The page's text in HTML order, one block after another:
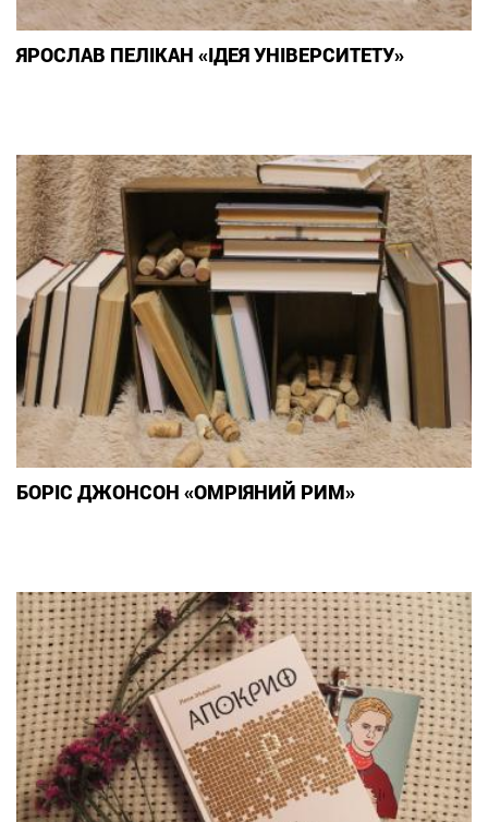
ЯРОСЛАВ ПЕЛІКАН «ІДЕЯ УНІВЕРСИТЕТУ»
БОРІС ДЖОНСОН «ОМРІЯНИЙ РИМ»